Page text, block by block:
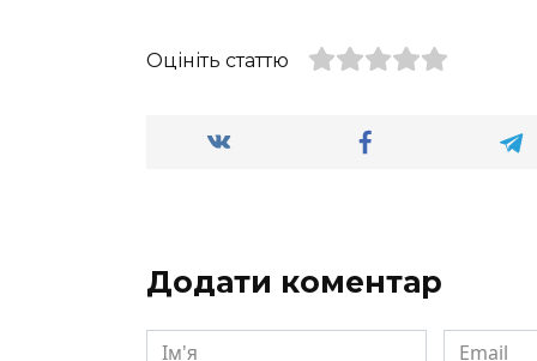
Оцініть статтю
Додати коментар
Ім'я Email